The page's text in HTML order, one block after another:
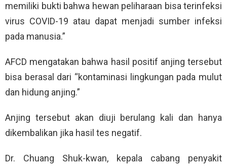
memiliki bukti bahwa hewan peliharaan bisa terinfeksi
virus COVID-19 atau dapat menjadi sumber infeksi
pada manusia.”
AFCD mengatakan bahwa hasil positif anjing tersebut
bisa berasal dari “kontaminasi lingkungan pada mulut
dan hidung anjing.”
Anjing tersebut akan diuji berulang kali dan hanya
dikembalikan jika hasil tes negatif.
Dr. Chuang Shuk-kwan, kepala cabang penyakit